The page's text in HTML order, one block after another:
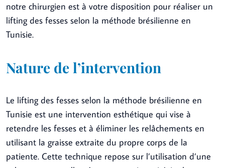
notre chirurgien est à votre disposition pour réaliser un
lifting des fesses selon la méthode brésilienne en
Tunisie.
Nature de l’intervention
Le lifting des fesses selon la méthode brésilienne en
Tunisie est une intervention esthétique qui vise à
retendre les fesses et à éliminer les relâchements en
utilisant la graisse extraite du propre corps de la
patiente. Cette technique repose sur l’utilisation d’une